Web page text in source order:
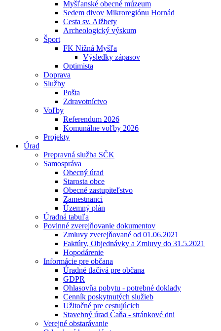
Myšľanské obecné múzeum
Sedem divov Mikroregiónu Hornád
Cesta sv. Alžbety
Archeologický výskum
Šport
FK Nižná Myšľa
Výsledky zápasov
Optimista
Doprava
Služby
Pošta
Zdravotníctvo
Voľby
Referendum 2026
Komunálne voľby 2026
Projekty
Úrad
Prepravná služba SČK
Samospráva
Obecný úrad
Starosta obce
Obecné zastupiteľstvo
Zamestnanci
Územný plán
Úradná tabuľa
Povinné zverejňovanie dokumentov
Zmluvy zverejňované od 01.06.2021
Faktúry, Objednávky a Zmluvy do 31.5.2021
Hopodárenie
Informácie pre občana
Úradné tlačivá pre občana
GDPR
Ohlasovňa pobytu - potrebné doklady
Cenník poskytnutých služieb
Užitočné pre cestujúcich
Stavebný úrad Čaňa - stránkové dni
Verejné obstarávanie